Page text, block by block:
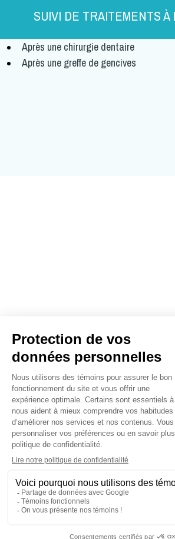
SUIVI DE TRAITEMENTS À
Après une chirurgie dentaire
Après une greffe de gencives